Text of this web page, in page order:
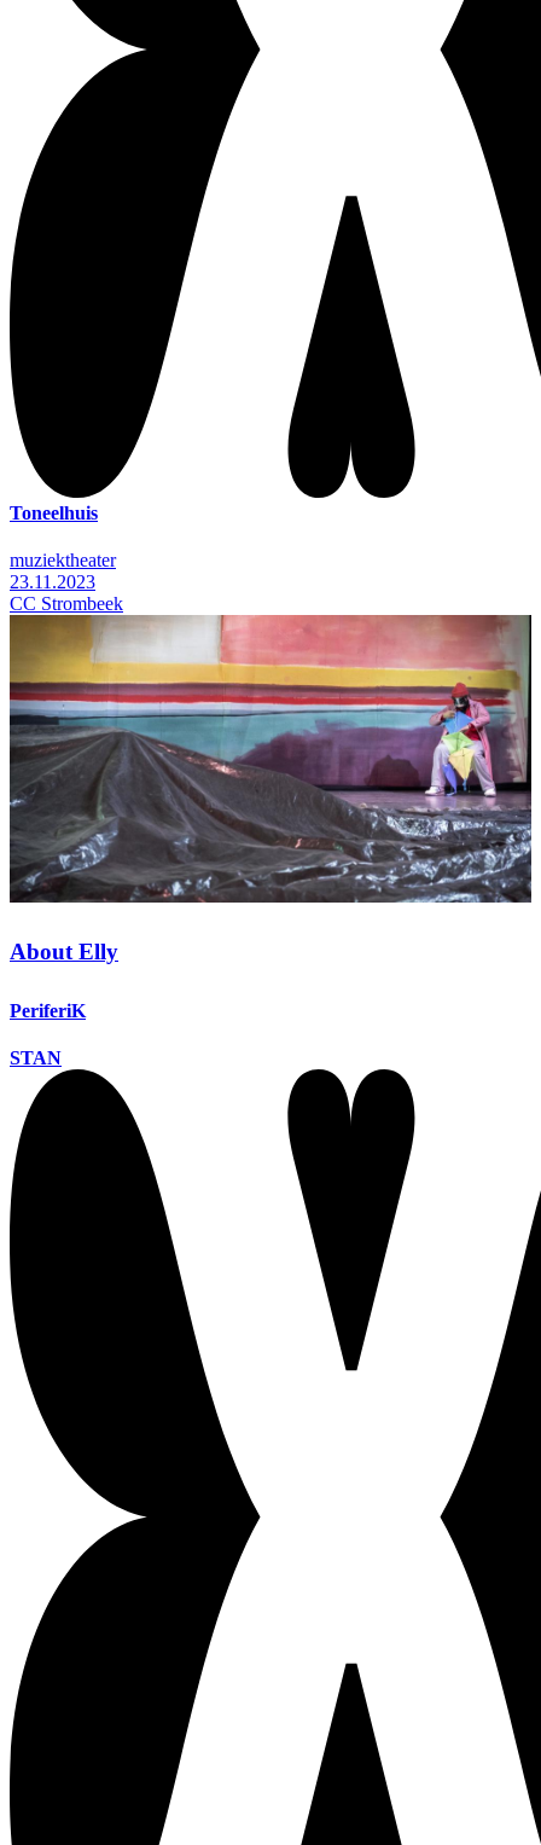
Toneelhuis
muziektheater
23.11.2023
CC Strombeek
About Elly
PeriferiK
STAN